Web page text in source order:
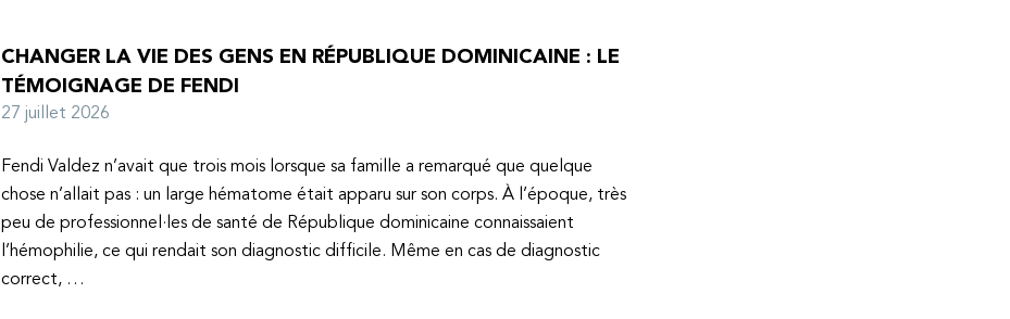
CHANGER LA VIE DES GENS EN RÉPUBLIQUE DOMINICAINE : LE
TÉMOIGNAGE DE FENDI
27 juillet 2026
Fendi Valdez n’avait que trois mois lorsque sa famille a remarqué que quelque
chose n’allait pas : un large hématome était apparu sur son corps. À l’époque, très
peu de professionnel·les de santé de République dominicaine connaissaient
l’hémophilie, ce qui rendait son diagnostic difficile. Même en cas de diagnostic
correct, …